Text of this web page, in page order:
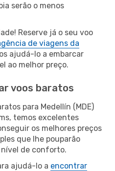
serão o menos
Reserve já o seu voo
de viagens da
ajudá-lo a embarcar
ao melhor preço.
voos baratos
para Medellín (MDE)
temos excelentes
os melhores preços
que lhe pouparão
de conforto.
ajudá-lo a encontrar